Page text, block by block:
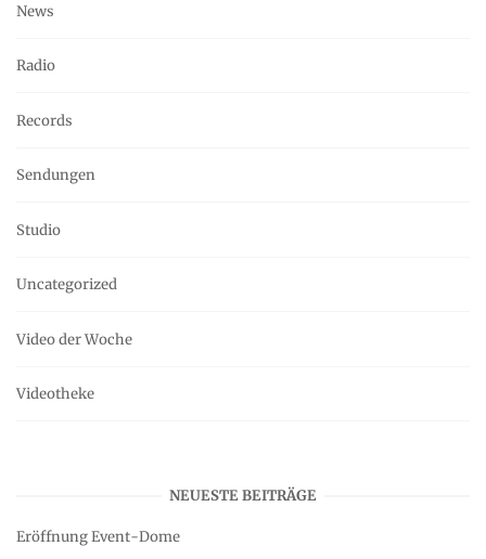
News
Radio
Records
Sendungen
Studio
Uncategorized
Video der Woche
Videotheke
NEUESTE BEITRÄGE
Eröffnung Event-Dome